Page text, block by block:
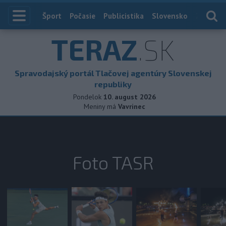
Index
Šport Počasie Publicistika Slovensko
TERAZ.SK
Spravodajský portál Tlačovej agentúry Slovenskej
republiky
Pondelok 10. august 2026
Meniny má Vavrinec
Foto TASR